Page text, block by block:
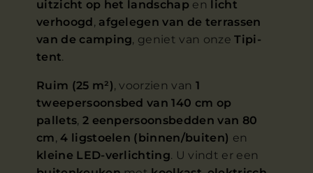
uitzicht op het landschap en
licht
verhoogd , afgelegen van de terrassen
van de camping, geniet van onzeTipi-
tent.
Ruim (25 m²), voorzien van 1
tweepersoonsbed van 140 cm op
pallets, 2 eenpersoonsbedden van 80
cm,4 ligstoelen (binnen/buiten) en
kleine LED-verlichting. U vindt er een